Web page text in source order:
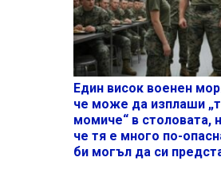
Един висок военен
че може да изплаши
момиче“ в столовата,
че тя е много по-
би могъл да си